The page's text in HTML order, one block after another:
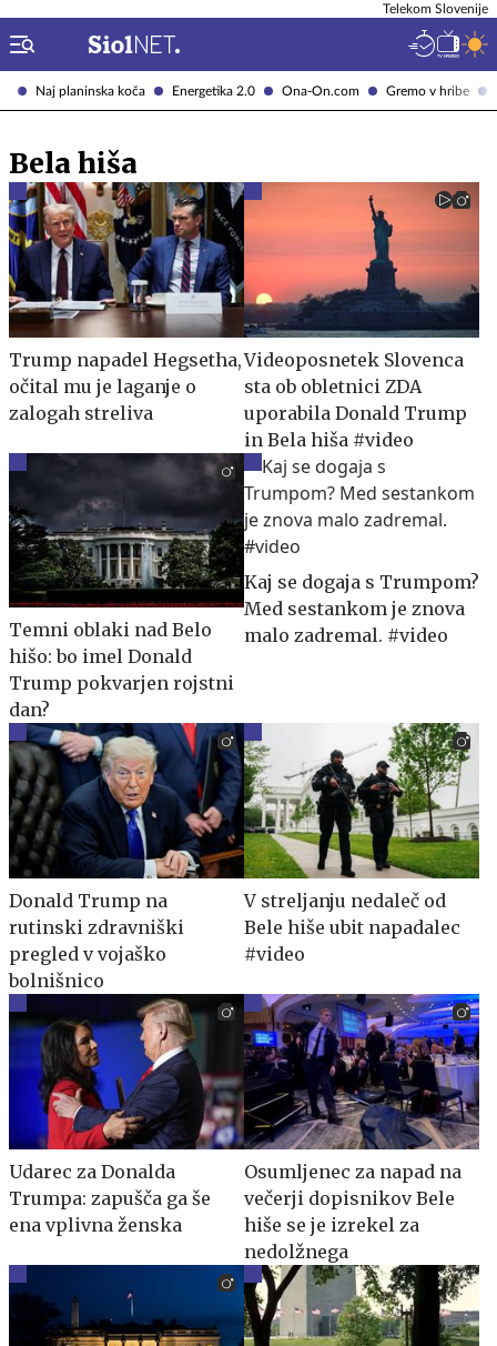
Naj planinska koča Energetika 2.0 Ona-On.com Gremo v hribe
Telekom Slovenije
Bela hiša
Trump napadel Hegsetha,
očital mu je laganje o
zalogah streliva
Videoposnetek Slovenca
sta ob obletnici ZDA
uporabila Donald Trump
in Bela hiša #video
Temni oblaki nad Belo
hišo: bo imel Donald
Trump pokvarjen rojstni
dan?
Kaj se dogaja s Trumpom?
Med sestankom je znova
malo zadremal. #video
Donald Trump na
rutinski zdravniški
pregled v vojaško
bolnišnico
V streljanju nedaleč od
Bele hiše ubit napadalec
#video
Udarec za Donalda
Trumpa: zapušča ga še
ena vplivna ženska
Osumljenec za napad na
večerji dopisnikov Bele
hiše se je izrekel za
nedolžnega